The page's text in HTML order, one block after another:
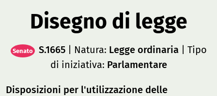
Disegno di legge
Senato S.1665| Natura: Legge ordinaria | Tipo
di iniziativa: Parlamentare
Disposizioni per l'utilizzazione delle